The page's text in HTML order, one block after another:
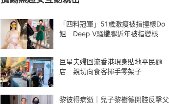
「四料冠軍」51歲激瘦被指撞樣Do
姐 Deep V騷纖腿近年被指變樣
巨星夫婦回流香港現身貼地平民麵
店 親切向食客揮手零架子
黎彼得病逝｜兒子黎樹德開腔反擊父